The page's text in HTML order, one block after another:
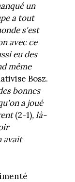
un
a tout
s'est
avec ce
eu des
même
Bosz.
bonnes
a joué
(2-1), là-
avait